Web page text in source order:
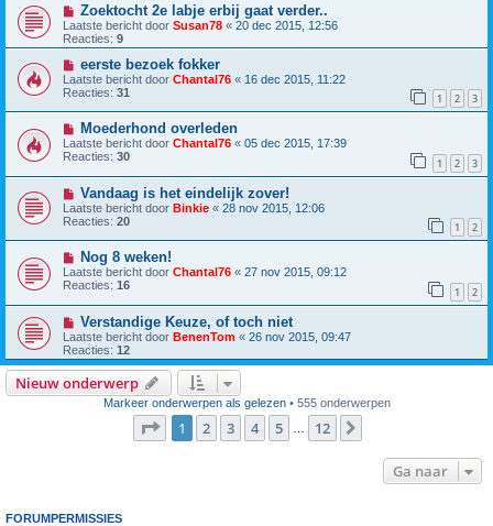
Zoektocht 2e labje erbij gaat verder..
Laatste bericht door Susan78 « 20 dec 2015, 12:56
Reacties: 9
eerste bezoek fokker
Laatste bericht door Chantal76 « 16 dec 2015, 11:22
Reacties: 31 1 2 3
Moederhond overleden
Laatste bericht door Chantal76 « 05 dec 2015, 17:39
Reacties: 30 1 2 3
Vandaag is het eindelijk zover!
Laatste bericht door Binkie « 28 nov 2015, 12:06
Reacties: 20 1 2
Nog 8 weken!
Laatste bericht door Chantal76 « 27 nov 2015, 09:12
Reacties: 16 1 2
Verstandige Keuze, of toch niet
Laatste bericht door BenenTom « 26 nov 2015, 09:47
Reacties: 12
Nieuw onderwerp
Markeer onderwerpen als gelezen• 555 onderwerpen
Pagina van 12
1 2 3 4 5 12
Ga naar
FORUMPERMISSIES